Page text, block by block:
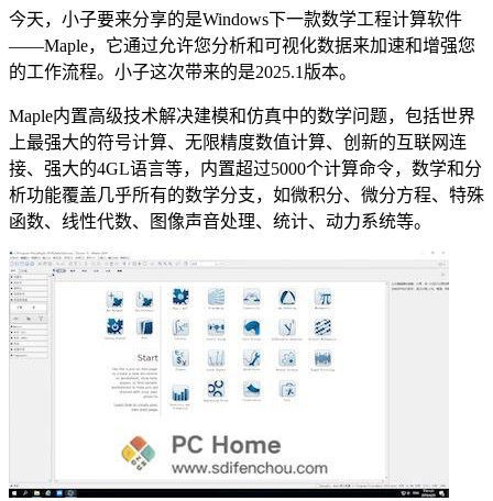
今天，小子要来分享的是Windows下一款数学工程计算软件
——Maple，它通过允许您分析和可视化数据来加速和增强您
的工作流程。小子这次带来的是2025.1版本。
Maple内置高级技术解决建模和仿真中的数学问题，包括世界
上最强大的符号计算、无限精度数值计算、创新的互联网连
接、强大的4GL语言等，内置超过5000个计算命令，数学和分
析功能覆盖几乎所有的数学分支，如微积分、微分方程、特殊
函数、线性代数、图像声音处理、统计、动力系统等。